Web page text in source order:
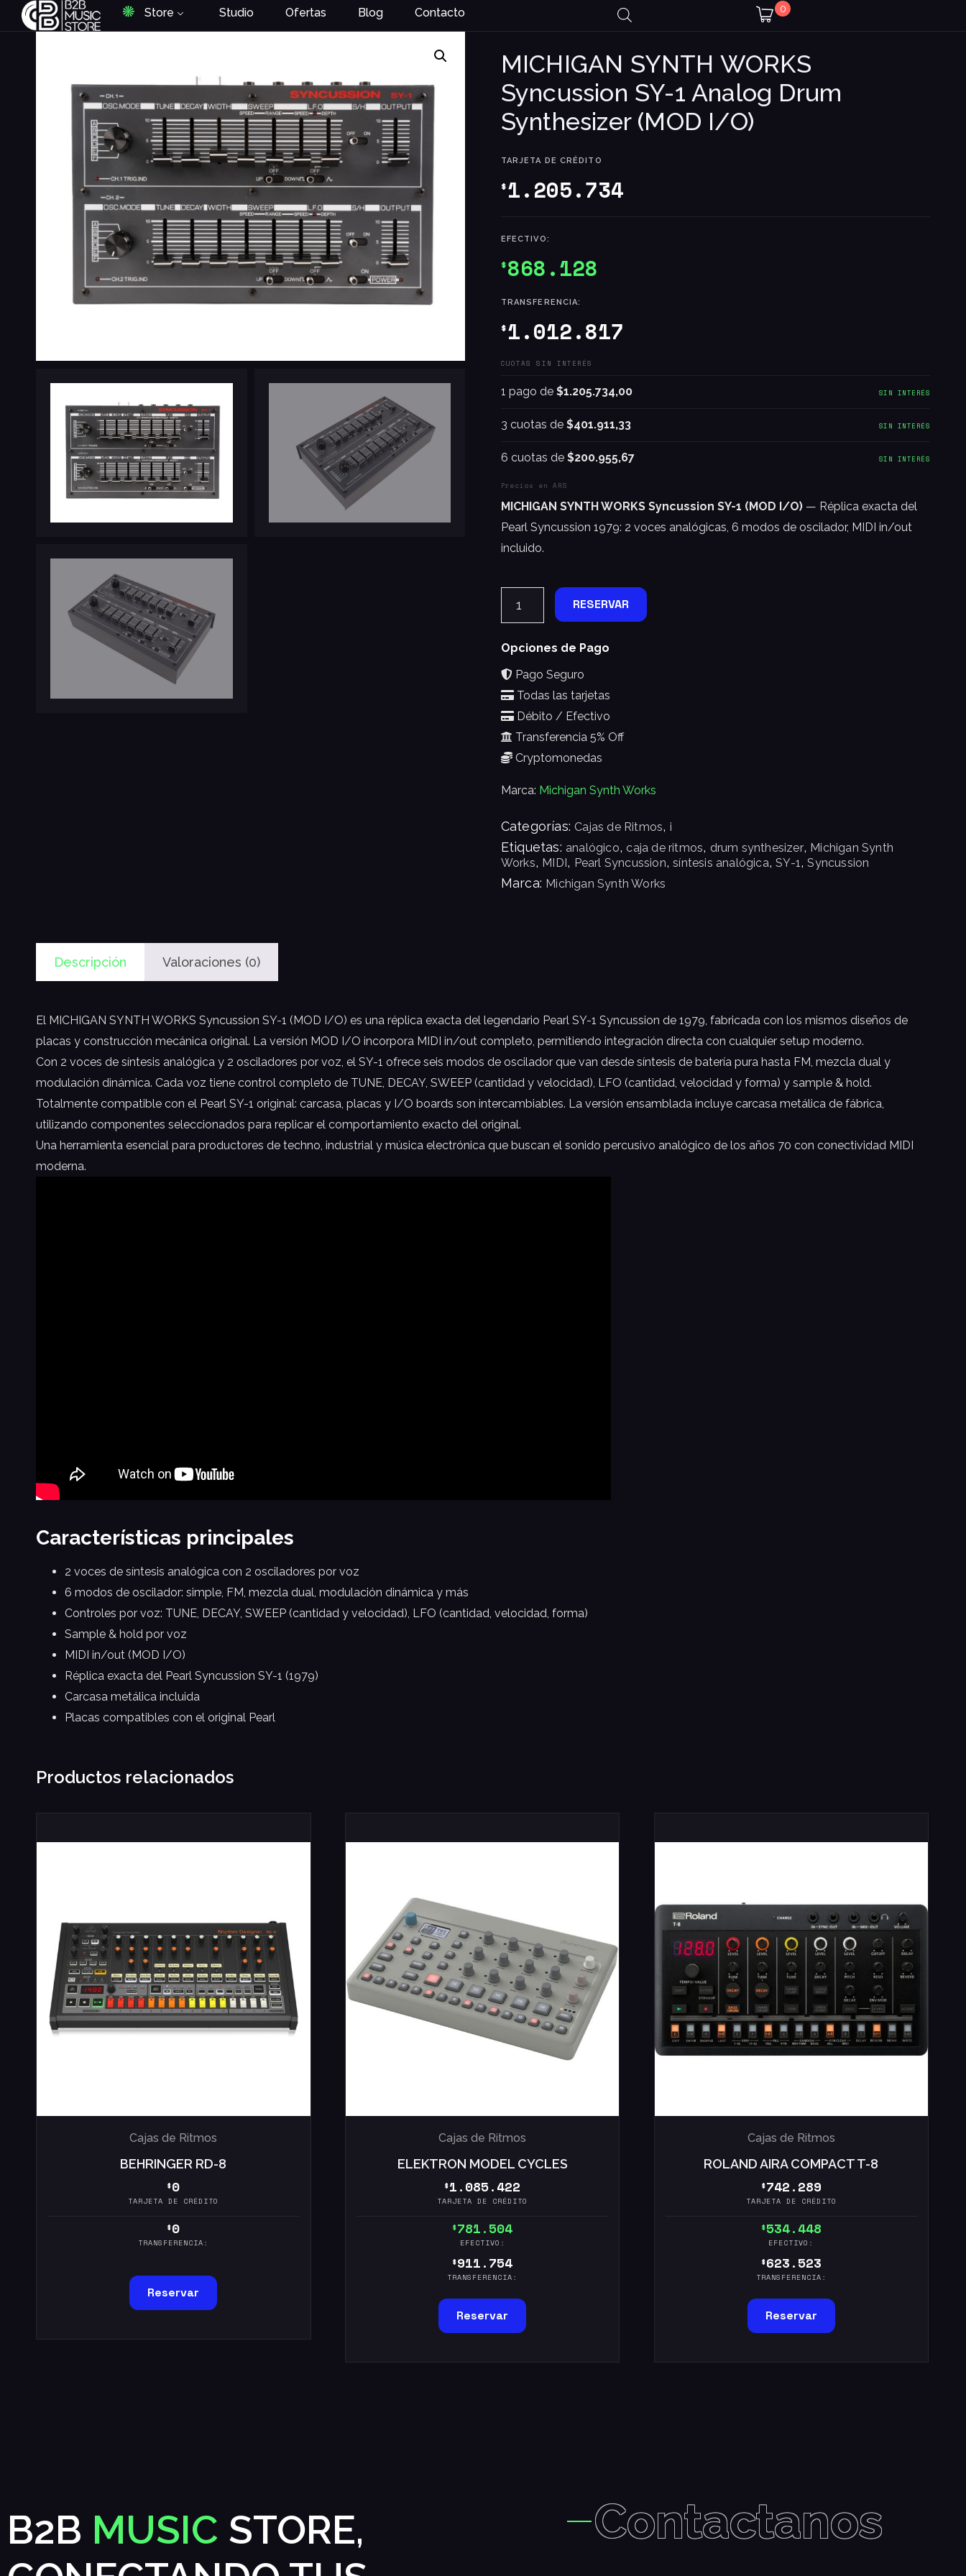
Store Studio Ofertas Blog Contacto 0
MICHIGAN SYNTH WORKS
Syncussion SY-1 Analog Drum
Synthesizer (MOD I/O)
$1.205.734
TARJETA DE CRÉDITO
$868.128
EFECTIVO:
$1.012.817
TRANSFERENCIA:
CUOTAS SIN INTERÉS
1 pago de $1.205.734,00 SIN INTERÉS
3 cuotas de $401.911,33 SIN INTERÉS
6 cuotas de $200.955,67 SIN INTERÉS
Precios en ARS
MICHIGAN SYNTH WORKS Syncussion SY-1 (MOD I/O)— Réplica exacta del
Pearl Syncussion 1979: 2 voces analógicas, 6 modos de oscilador, MIDI in/out
incluido.
RESERVAR
Opciones de Pago
Pago Seguro
Todas las tarjetas
Débito / Efectivo
Transferencia 5% Off
Cryptomonedas
Marca: Michigan Synth Works
Categorías: Cajas de Ritmos, i
Etiquetas: analógico, caja de ritmos, drum synthesizer, Michigan Synth
Works, MIDI, Pearl Syncussion,síntesis analógica,SY-1 ,Syncussion
Marca: Michigan Synth Works
Descripción Valoraciones (0)
El MICHIGAN SYNTH WORKS Syncussion SY-1 (MOD I/O) es una réplica exacta del legendario Pearl SY-1 Syncussion de 1979, fabricada con los mismos diseños de
placas y construcción mecánica original. La versión MOD I/O incorpora MIDI in/out completo, permitiendo integración directa con cualquier setup moderno.
Con 2 voces de síntesis analógica y 2 osciladores por voz, el SY-1 ofrece seis modos de oscilador que van desde síntesis de batería pura hasta FM, mezcla dual y
modulación dinámica. Cada voz tiene control completo de TUNE, DECAY, SWEEP (cantidad y velocidad), LFO (cantidad, velocidad y forma) y sample & hold.
Totalmente compatible con el Pearl SY-1 original: carcasa, placas y I/O boards son intercambiables. La versión ensamblada incluye carcasa metálica de fábrica,
utilizando componentes seleccionados para replicar el comportamiento exacto del original.
Una herramienta esencial para productores de techno, industrial y música electrónica que buscan el sonido percusivo analógico de los años 70 con conectividad MIDI
moderna.
Características principales
2 voces de síntesis analógica con 2 osciladores por voz
6 modos de oscilador: simple, FM, mezcla dual, modulación dinámica y más
Controles por voz: TUNE, DECAY, SWEEP (cantidad y velocidad), LFO (cantidad, velocidad, forma)
Sample & hold por voz
MIDI in/out (MOD I/O)
Réplica exacta del Pearl Syncussion SY-1 (1979)
Carcasa metálica incluida
Placas compatibles con el original Pearl
Productos relacionados
Cajas de Ritmos
BEHRINGER RD-8
$0
TARJETA DE CRÉDITO
$0
TRANSFERENCIA:
Reservar
Cajas de Ritmos
ELEKTRON MODEL CYCLES
$1.085.422
TARJETA DE CRÉDITO
$781.504
EFECTIVO:
$911.754
TRANSFERENCIA:
Reservar
Cajas de Ritmos
ROLAND AIRA COMPACT T-8
$742.289
TARJETA DE CRÉDITO
$534.448
EFECTIVO:
$623.523
TRANSFERENCIA:
Reservar
B2B MUSIC STORE,
Contactanos